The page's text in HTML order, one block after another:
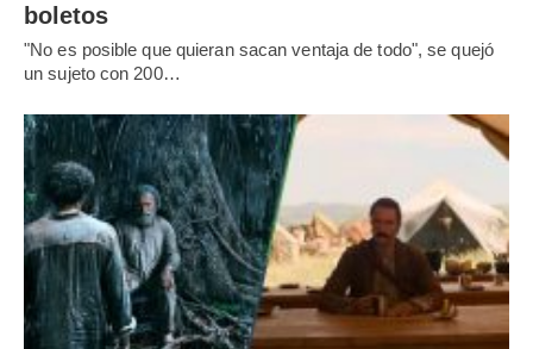
boletos
"No es posible que quieran sacan ventaja de todo", se quejó
un sujeto con 200…